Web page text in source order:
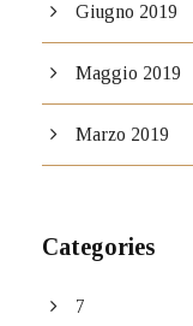
Giugno 2019
Maggio 2019
Marzo 2019
Categories
7